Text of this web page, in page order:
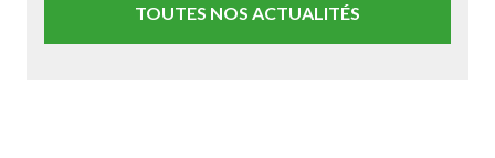
TOUTES NOS ACTUALITÉS